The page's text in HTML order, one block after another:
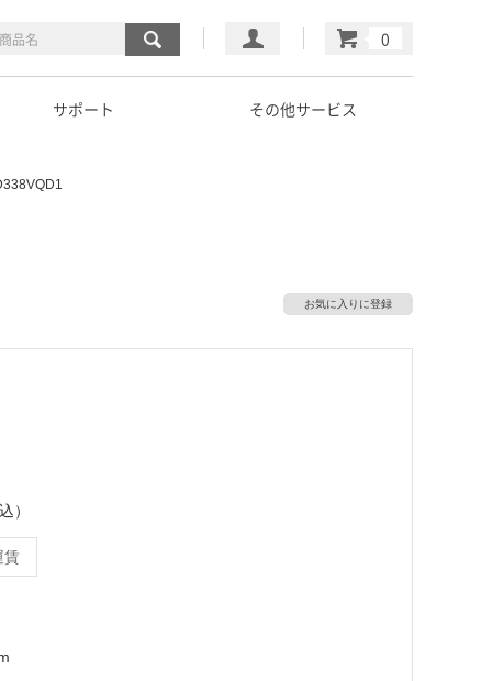
マイページ
カート
サポート その他サービス
お気に入りに登録
）
賃